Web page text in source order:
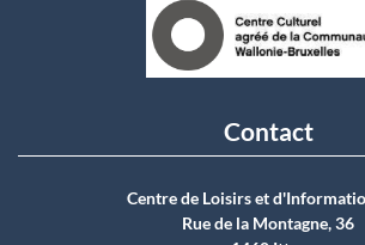
Contact
Centre de Loisirs et
Rue de la Montagne, 36